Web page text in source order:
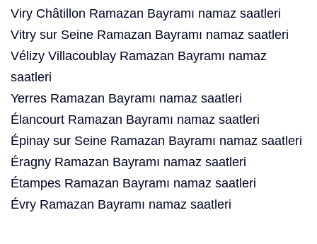
Viry Châtillon Ramazan Bayramı namaz saatleri
Vitry sur Seine Ramazan Bayramı namaz saatleri
Vélizy Villacoublay Ramazan Bayramı namaz
saatleri
Yerres Ramazan Bayramı namaz saatleri
Élancourt Ramazan Bayramı namaz saatleri
Épinay sur Seine Ramazan Bayramı namaz saatleri
Éragny Ramazan Bayramı namaz saatleri
Étampes Ramazan Bayramı namaz saatleri
Évry Ramazan Bayramı namaz saatleri